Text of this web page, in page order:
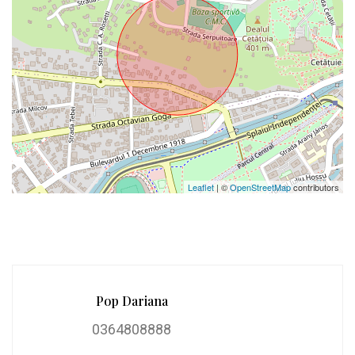
Leaflet| ©OpenStreetMapcontributors
Pop Dariana
0364808888